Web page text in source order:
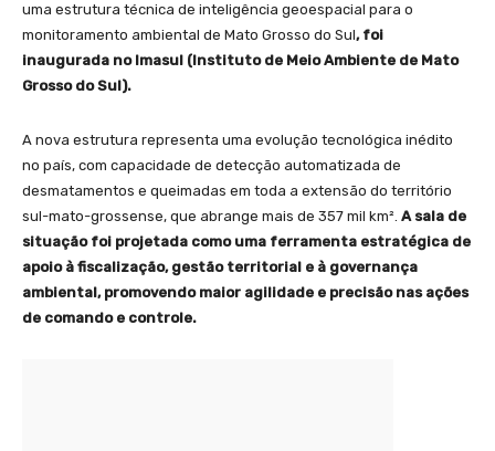
uma estrutura técnica de inteligência geoespacial para o
monitoramento ambiental de Mato Grosso do Sul, foi
inaugurada no Imasul (Instituto de Meio Ambiente de Mato
Grosso do Sul).
A nova estrutura representa uma evolução tecnológica inédito
no país, com capacidade de detecção automatizada de
desmatamentos e queimadas em toda a extensão do território
sul-mato-grossense, que abrange mais de 357 mil km². A sala de
situação foi projetada como uma ferramenta estratégica de
apoio à fiscalização, gestão territorial e à governança
ambiental, promovendo maior agilidade e precisão nas ações
de comando e controle.